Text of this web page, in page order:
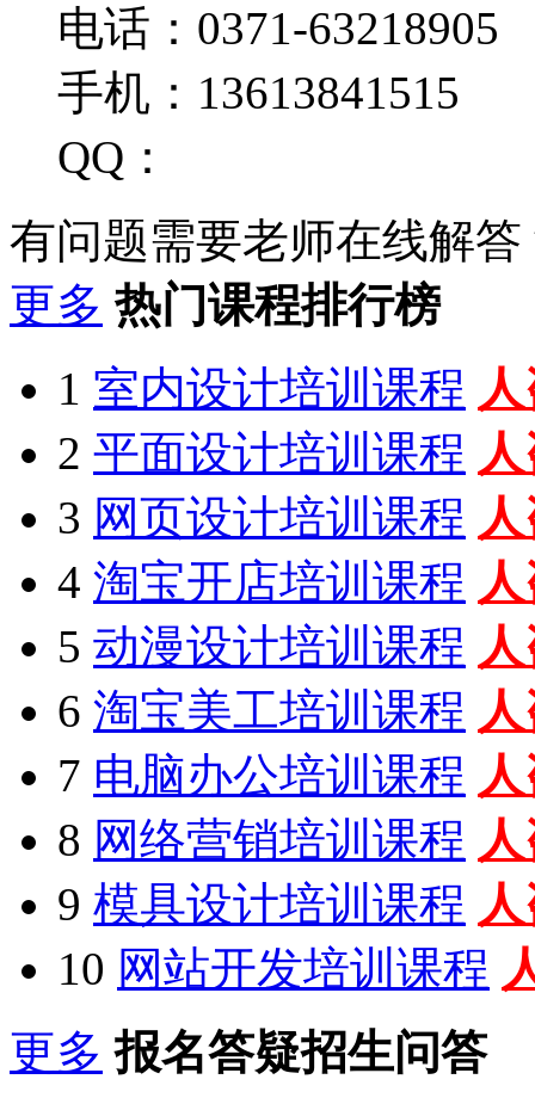
电话：0371-63218905
手机：13613841515
QQ：
有问题需要老师在线解答
更多 热门课程排行榜
1 室内设计培训课程
2 平面设计培训课程
3 网页设计培训课程
4 淘宝开店培训课程
5 动漫设计培训课程
6 淘宝美工培训课程
7 电脑办公培训课程
8 网络营销培训课程
9 模具设计培训课程
10 网站开发培训课程
更多 报名答疑招生问答